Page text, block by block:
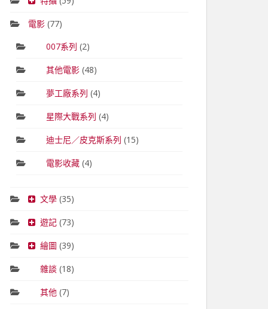
電影 (77)
007系列 (2)
其他電影(48)
夢工廠系列 (4)
星際大戰系列 (4)
迪士尼／皮克斯系列 (15)
電影收藏(4)
文學(35)
遊記(73)
繪圖 (39)
雜談 (18)
其他(7)